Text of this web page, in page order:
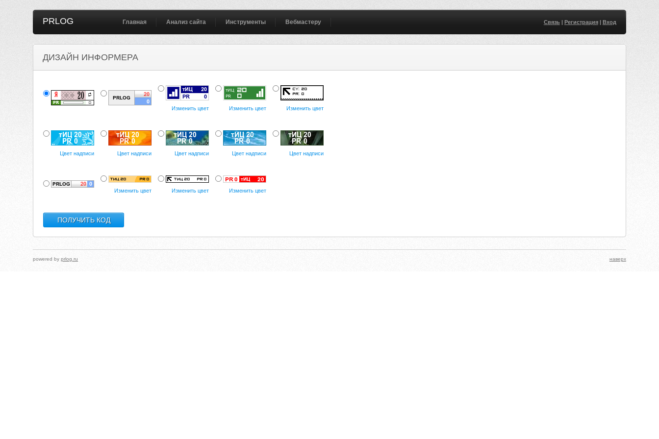
PRLOG Главная Анализ сайта Инструменты Вебмастеру Связь| Регистрация| Вход
ДИЗАЙН ИНФОРМЕРА
Изменить цвет Изменить цвет Изменить цвет
Цвет надписи Цвет надписи Цвет надписи Цвет надписи Цвет надписи
Изменить цвет Изменить цвет Изменить цвет
powered byprlog.ru наверх